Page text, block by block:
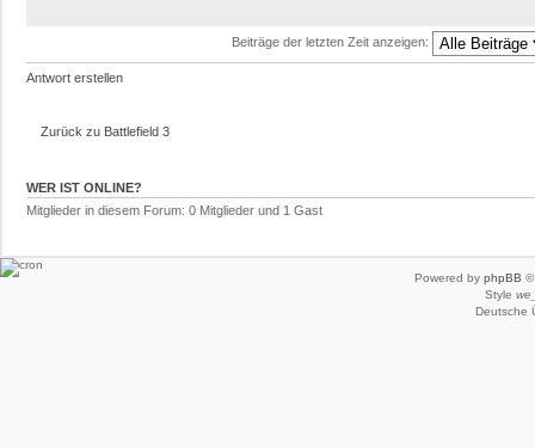
Beiträge der letzten Zeit anzeigen:
Antwort erstellen
Zurück zu Battlefield 3
WER IST ONLINE?
Mitglieder in diesem Forum: 0 Mitglieder und 1 Gast
Powered by phpBB ©
Style
Deutsche